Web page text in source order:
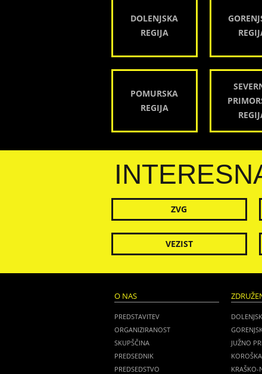
DOLENJSKA
REGIJA
POMURSKA
REGIJA
ZVG
VEZIST
O NAS
PREDSTAVITEV
ORGANIZIRANOST
SKUPŠČINA
PREDSEDNIK
PREDSEDSTVO
JUŽNO
KRAŠKO-